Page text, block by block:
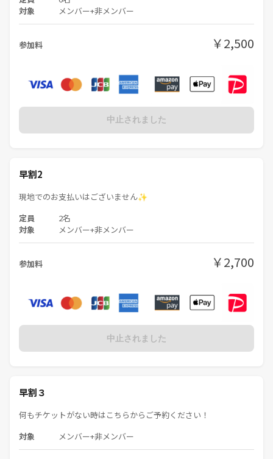
対象 メンバー+非メンバー
参加料 ￥2,500
中止されました
早割2
現地でのお支払いはございません✨
定員 2名
対象
メンバー+非メンバー
参加料 ￥2,700
中止されました
早割３
何もチケットがない時はこちらからご予約ください！
対象 メンバー+非メンバー